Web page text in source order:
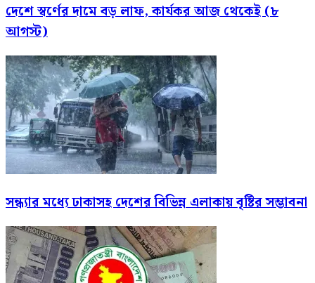
দেশে স্বর্ণের দামে বড় লাফ, কার্যকর আজ থেকেই (৮
আগস্ট)
সন্ধ্যার মধ্যে ঢাকাসহ দেশের বিভিন্ন এলাকায় বৃষ্টির সম্ভাবনা